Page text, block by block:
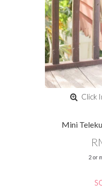
Click
Mini
2 or